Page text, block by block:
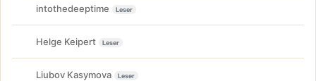
intothedeeptime Leser
Helge Keipert Leser
Liubov Kasymova Leser